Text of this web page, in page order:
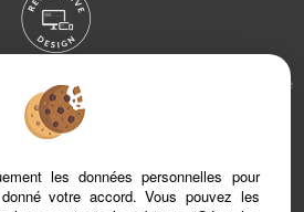
lecture permanent, depuis votre PC, votre tablette
s’adapte automatiquement aux différents types
d'écrans
Logiciel transaction
Création site internet
Référencement site immobilier
les données personnelles pour
votre accord. Vous pouvez les